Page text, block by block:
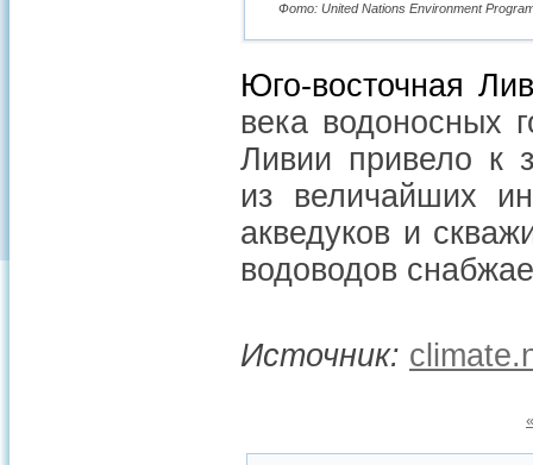
Фото: United Nations Environment
Юго-восточная
века водоносных
Ливии привело к
из величайших
акведуков и
водоводов
Источник: